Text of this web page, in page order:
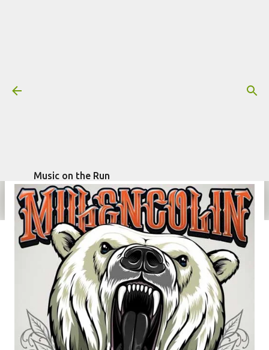
Music on the Run
Resenha: Millencolin – True Brew